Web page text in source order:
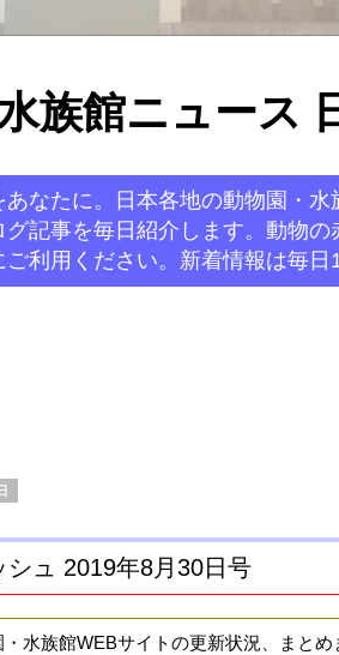
族館ニュース
なたに。日本各地の動物園・
記事を毎日紹介します。動物
利用ください。新着情報は毎日
シュ 2019年8月30日号
水族館WEBサイトの更新状況、まとめ